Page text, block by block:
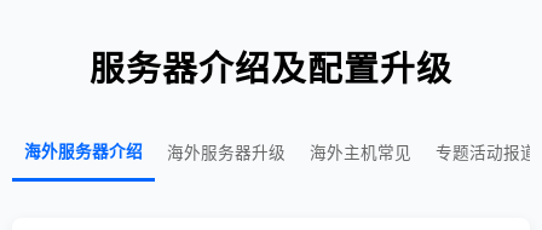
服务器介绍及配置升级
海外服务器介绍 海外服务器升级 海外主机常见 专题活动报道